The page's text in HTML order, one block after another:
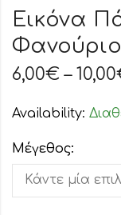
Εικόνα
6,00€ – 10,00
Availability:
Μέγεθος: